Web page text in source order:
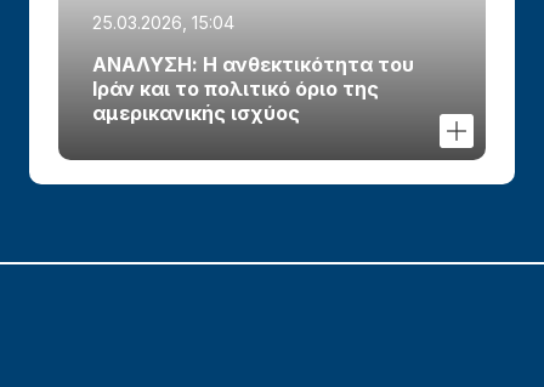
25.03.2026, 15:04
ΑΝΑΛΥΣΗ: Η ανθεκτικότητα του
Ιράν και το πολιτικό όριο της
αμερικανικής ισχύος